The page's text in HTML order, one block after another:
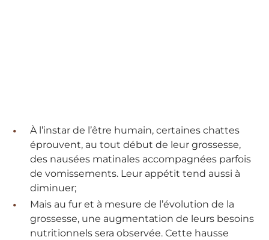
À l’instar de l’être humain, certaines chattes
éprouvent, au tout début de leur grossesse,
des nausées matinales accompagnées parfois
de vomissements. Leur appétit tend aussi à
diminuer;
Mais au fur et à mesure de l’évolution de la
grossesse, une augmentation de leurs besoins
nutritionnels sera observée. Cette hausse